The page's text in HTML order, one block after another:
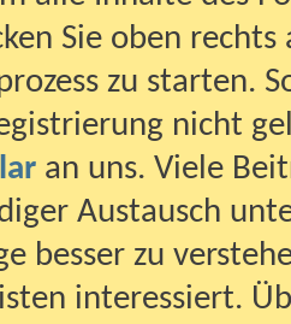
Sie oben
zu starten.
nicht
an uns. Viele
Austausch
besser zu
interessiert.